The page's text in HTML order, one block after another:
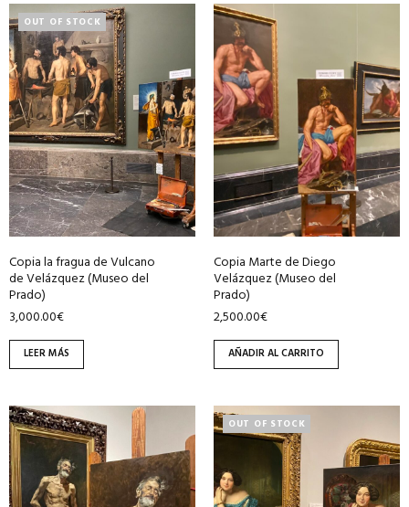
OUT OF STOCK
Copia la fragua de Vulcano
de Velázquez (Museo del
Prado)
3,000.00€
LEER MÁS
Copia Marte de Diego
Velázquez (Museo del
Prado)
2,500.00€
AÑADIR AL CARRITO
OUT OF STOCK